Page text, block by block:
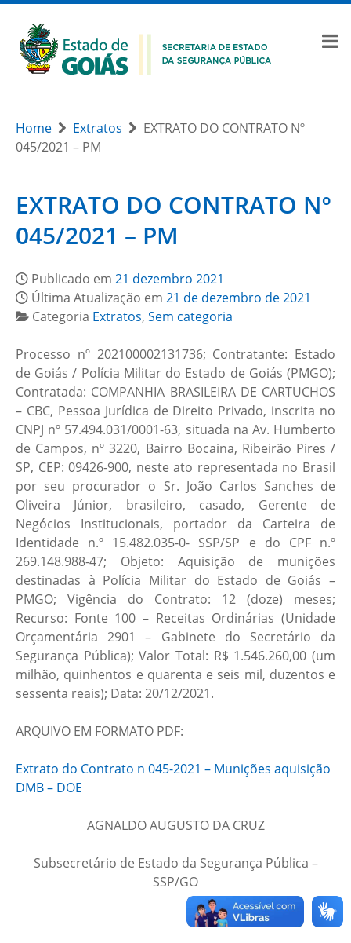
Home Extratos
EXTRATO DO CONTRATO Nº
045/2021 – PM
EXTRATO DO CONTRATO Nº
045/2021 – PM
Publicado em 21 dezembro 2021
Última Atualização em 21 de dezembro de 2021
Categoria Extratos, Sem categoria
Processo nº 202100002131736; Contratante: Estado
de Goiás / Polícia Militar do Estado de Goiás (PMGO);
Contratada: COMPANHIA BRASILEIRA DE CARTUCHOS
– CBC, Pessoa Jurídica de Direito Privado, inscrita no
CNPJ nº 57.494.031/0001-63, situada na Av. Humberto
de Campos, nº 3220, Bairro Bocaina, Ribeirão Pires /
SP, CEP: 09426-900, neste ato representada no Brasil
por seu procurador o Sr. João Carlos Sanches de
Oliveira Júnior, brasileiro, casado, Gerente de
Negócios Institucionais, portador da Carteira de
Identidade n.º 15.482.035-0- SSP/SP e do CPF n.º
269.148.988-47; Objeto: Aquisição de munições
destinadas à Polícia Militar do Estado de Goiás –
PMGO; Vigência do Contrato: 12 (doze) meses;
Recurso: Fonte 100 – Receitas Ordinárias (Unidade
Orçamentária 2901 – Gabinete do Secretário da
Segurança Pública); Valor Total: R$ 1.546.260,00 (um
milhão, quinhentos e quarenta e seis mil, duzentos e
sessenta reais); Data: 20/12/2021.
ARQUIVO EM FORMATO PDF:
Extrato do Contrato n 045-2021 – Munições aquisição
DMB – DOE
AGNALDO AUGUSTO DA CRUZ
Subsecretário de Estado da Segurança Pública –
SSP/GO